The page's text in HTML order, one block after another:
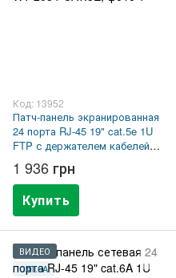
Код: 13952
Патч-панель экранированная
24 порта RJ-45 19" cat.5e 1U
FTP с держателем кабелей
W&T WT-2084-CAT.5E
1 936 грн
Купить
ВИДЕО
CAT.6A